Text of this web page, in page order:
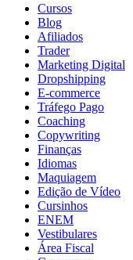
Cursos
Blog
Afiliados
Trader
Marketing Digital
Dropshipping
E-commerce
Tráfego Pago
Coaching
Copywriting
Finanças
Idiomas
Maquiagem
Edição de Vídeo
Cursinhos
ENEM
Vestibulares
Área Fiscal